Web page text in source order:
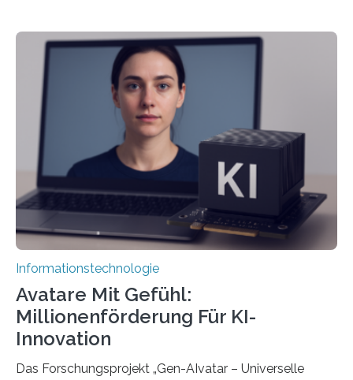
Informationstechnologie
Avatare Mit Gefühl:
Millionenförderung Für KI-
Innovation
Das Forschungsprojekt „Gen-AIvatar – Universelle